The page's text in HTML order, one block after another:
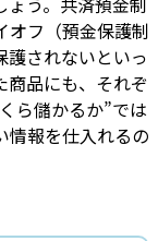
オフ（預金保護制
されないといっ
商品にも、それぞ
ら儲かるか”では
情報を仕入れるの